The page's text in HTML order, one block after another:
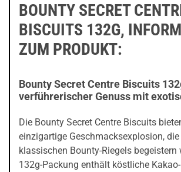
BOUNTY SECRET
BISCUITS 132G,
ZUM PRODUKT:
Bounty Secret Centre Biscuits
verführerischer Genuss mit
Die Bounty Secret Centre Biscuits
einzigartige Geschmacksexplosion,
klassischen Bounty-Riegels begeistern
132g-Packung enthält köstliche